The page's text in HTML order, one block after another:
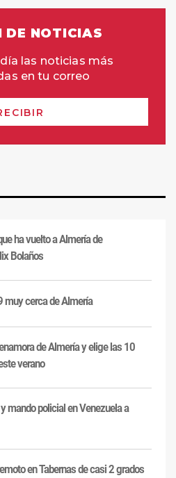
ha vuelto a Almería de
Bolaños
muy cerca de Almería
de Almería y elige las 10
verano
mando policial en Venezuela a
en Tabernas de casi 2 grados